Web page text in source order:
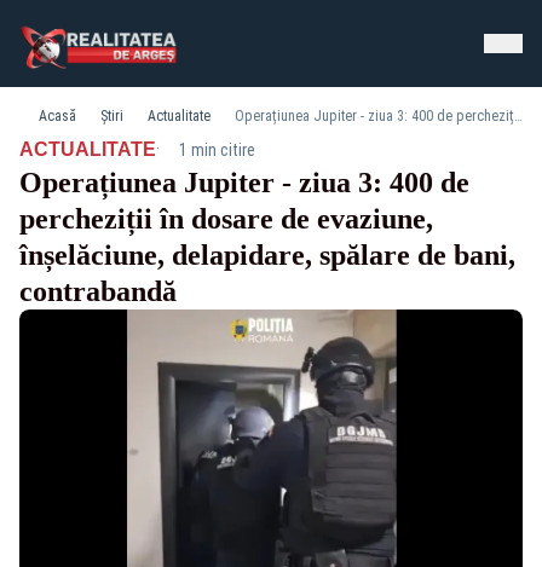
Acasă Știri Actualitate Operațiunea Jupiter - ziua 3: 400 de percheziții în dosare de evaziune, înșelăciune, delapidare, spălare de bani, contrabandă
ACTUALITATE· 1 min citire
Operațiunea Jupiter - ziua 3: 400 de
percheziții în dosare de evaziune,
înșelăciune, delapidare, spălare de bani,
contrabandă